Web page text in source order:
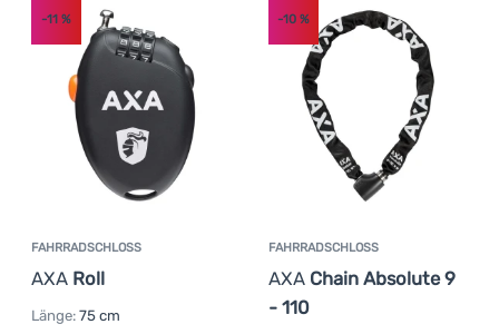
FAHRRADSCHLOSS
AXA Roll
-11 %
Länge: 75 cm
FAHRRADSCHLOSS
AXA Chain Absolute 9
- 110
-10%